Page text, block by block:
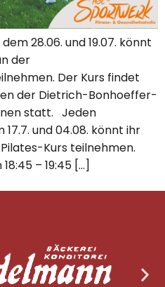
28.06. und 19.07. könnt
der
Der Kurs findet
der Dietrich-Bonhoeffer-
statt. Jeden
und 04.08. könnt ihr
Kurs teilnehmen.
– 19:45 […]